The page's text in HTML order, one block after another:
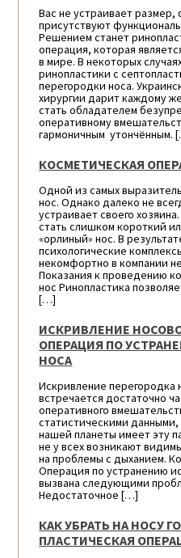
Вас не устраивает
присутствуют
Решением станет
операция, которая
в мире. В некоторых
ринопластики с
перегородки носа.
хирургии дарит каждому
стать обладателем
оперативному
гармоничным утончённым.
КОСМЕТИЧЕСКАЯ
Одной из самых
нос. Однако далеко не
устраивает своего
стать слишком короткий
«орлиный» нос. В
психологические
некомфортно в компании
Показания к проведению
нос Ринопластика
[…]
ИСКРИВЛЕНИЕ
ОПЕРАЦИЯ ПО
НОСА
Искривление перегородка
встречается достаточно
оперативного
статистическими
нашей планеты имеет эту
не у всех возникают
на проблемы с дыханием.
Операция по устранению
вызвана следующими
Недостаточное […]
КАК УБРАТЬ НА НОСУ
ПЛАСТИЧЕСКАЯ